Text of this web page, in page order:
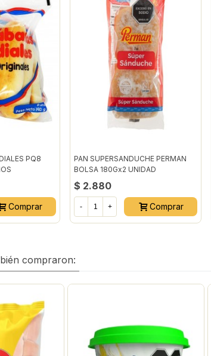
PQ8
Comprar
PAN SUPERSANDUCHE PERMAN
BOLSA 180Gx2 UNIDAD
$ 2.880
- + Comprar
compraron: